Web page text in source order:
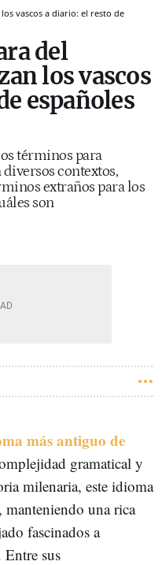
vascos a diario: el resto de
del
los vascos
españoles
términos para
contextos,
extraños para los
son
más antiguo de
gramatical y
milenaria, este idioma
una rica
fascinados a
sus